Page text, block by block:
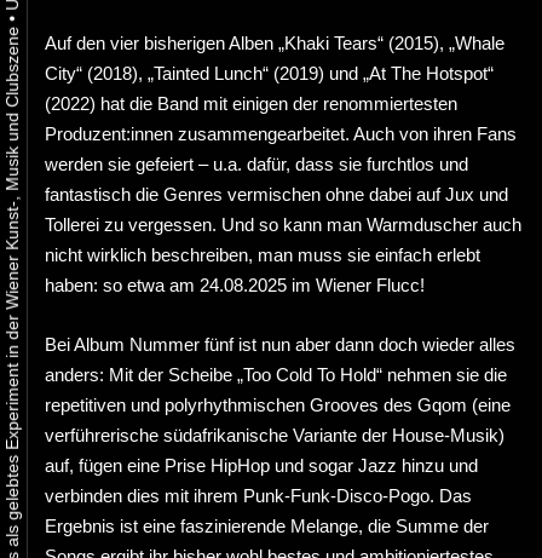
Urbaner Aktivismus als gelebtes Experiment in der Wiener Kunst-, Musik und Clubszene
•
Auf den vier bisherigen Alben „Khaki Tears“ (2015), „Whale
City“ (2018), „Tainted Lunch“ (2019) und „At The Hotspot“
(2022) hat die Band mit einigen der renommiertesten
Produzent:innen zusammengearbeitet. Auch von ihren Fans
werden sie gefeiert – u.a. dafür, dass sie furchtlos und
fantastisch die Genres vermischen ohne dabei auf Jux und
Tollerei zu vergessen. Und so kann man Warmduscher auch
nicht wirklich beschreiben, man muss sie einfach erlebt
haben: so etwa am 24.08.2025 im Wiener Flucc!
Bei Album Nummer fünf ist nun aber dann doch wieder alles
anders: Mit der Scheibe „Too Cold To Hold“ nehmen sie die
repetitiven und polyrhythmischen Grooves des Gqom (eine
verführerische südafrikanische Variante der House-Musik)
auf, fügen eine Prise HipHop und sogar Jazz hinzu und
verbinden dies mit ihrem Punk-Funk-Disco-Pogo. Das
Ergebnis ist eine faszinierende Melange, die Summe der